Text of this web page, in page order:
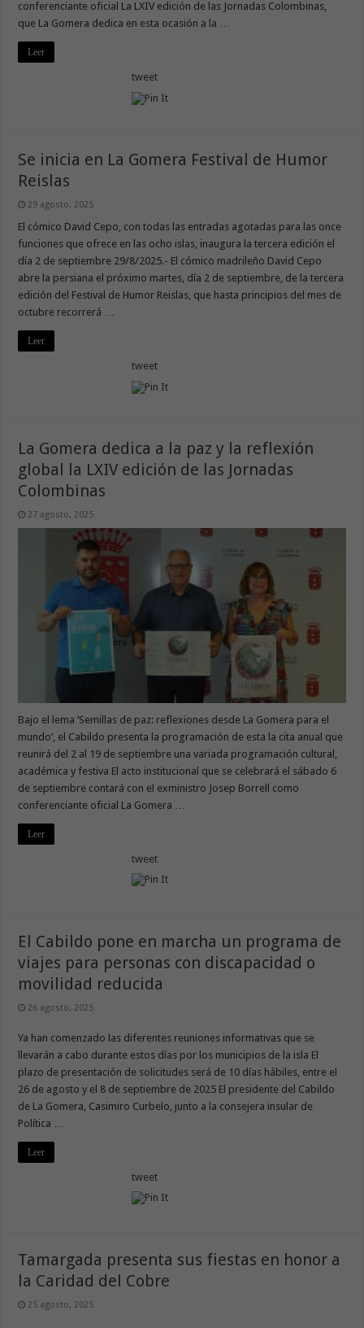
conferenciante oficial La LXIV edición de las Jornadas Colombinas,
que La Gomera dedica en esta ocasión a la …
Leer
tweet
Se inicia en La Gomera Festival de Humor
Reislas
29 agosto, 2025
El cómico David Cepo, con todas las entradas agotadas para las once
funciones que ofrece en las ocho islas, inaugura la tercera edición el
día 2 de septiembre 29/8/2025.- El cómico madrileño David Cepo
abre la persiana el próximo martes, día 2 de septiembre, de la tercera
edición del Festival de Humor Reislas, que hasta principios del mes de
octubre recorrerá …
Leer
tweet
La Gomera dedica a la paz y la reflexión
global la LXIV edición de las Jornadas
Colombinas
27 agosto, 2025
Bajo el lema ‘Semillas de paz: reflexiones desde La Gomera para el
mundo’, el Cabildo presenta la programación de esta la cita anual que
reunirá del 2 al 19 de septiembre una variada programación cultural,
académica y festiva El acto institucional que se celebrará el sábado 6
de septiembre contará con el exministro Josep Borrell como
conferenciante oficial La Gomera …
Leer
tweet
El Cabildo pone en marcha un programa de
viajes para personas con discapacidad o
movilidad reducida
26 agosto, 2025
Ya han comenzado las diferentes reuniones informativas que se
llevarán a cabo durante estos días por los municipios de la isla El
plazo de presentación de solicitudes será de 10 días hábiles, entre el
26 de agosto y el 8 de septiembre de 2025 El presidente del Cabildo
de La Gomera, Casimiro Curbelo, junto a la consejera insular de
Política …
Leer
tweet
Tamargada presenta sus fiestas en honor a
la Caridad del Cobre
25 agosto, 2025